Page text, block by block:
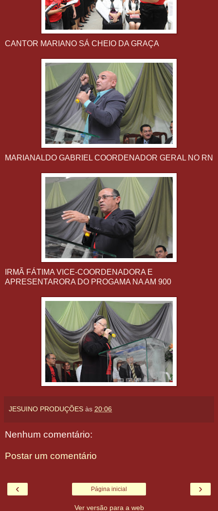
CANTOR MARIANO SÁ CHEIO DA GRAÇA
MARIANALDO GABRIEL COORDENADOR GERAL NO RN
IRMÃ FÁTIMA VICE-COORDENADORA E
APRESENTARORA DO PROGAMA NA AM 900
JESUINO PRODUÇÕES às 20:06
Nenhum comentário:
Postar um comentário
‹ ›
Página inicial
Ver versão para a web